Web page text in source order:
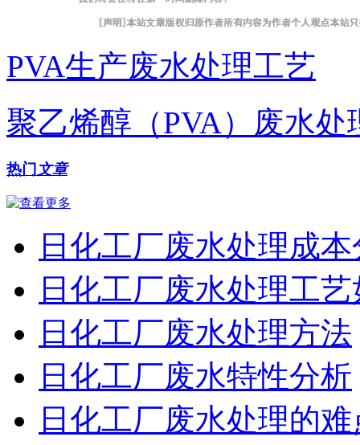
PVA生产废水处理工艺
聚乙烯醇（PVA）废水处
热门 文章
日化工厂废水处理成
日化工厂废水处理工
日化工厂废水处理方法
日化工厂废水特性分析
日化工厂废水处理的